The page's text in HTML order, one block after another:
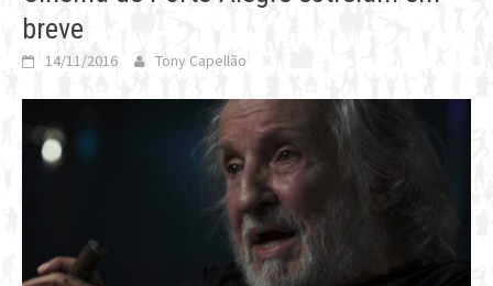
breve
14/11/2016 Tony Capellão